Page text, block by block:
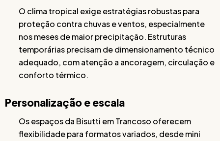
O clima tropical exige estratégias robustas para
proteção contra chuvas e ventos, especialmente
nos meses de maior precipitação. Estruturas
temporárias precisam de dimensionamento técnico
adequado, com atenção a ancoragem, circulação e
conforto térmico.
Personalização e escala
Os espaços da Bisutti em Trancoso oferecem
flexibilidade para formatos variados, desde mini